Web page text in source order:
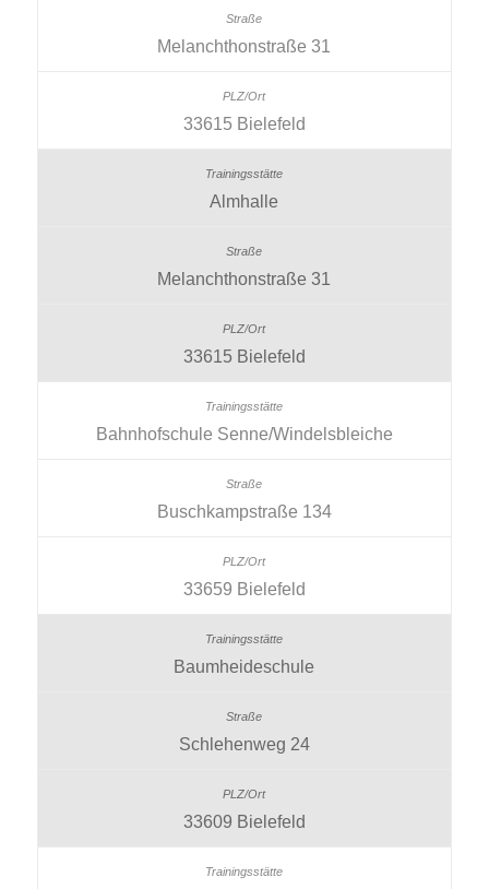
Melanchthonstraße 31
33615 Bielefeld
Almhalle
Melanchthonstraße 31
33615 Bielefeld
Bahnhofschule Senne/Windelsbleiche
Buschkampstraße 134
33659 Bielefeld
Baumheideschule
Schlehenweg 24
33609 Bielefeld